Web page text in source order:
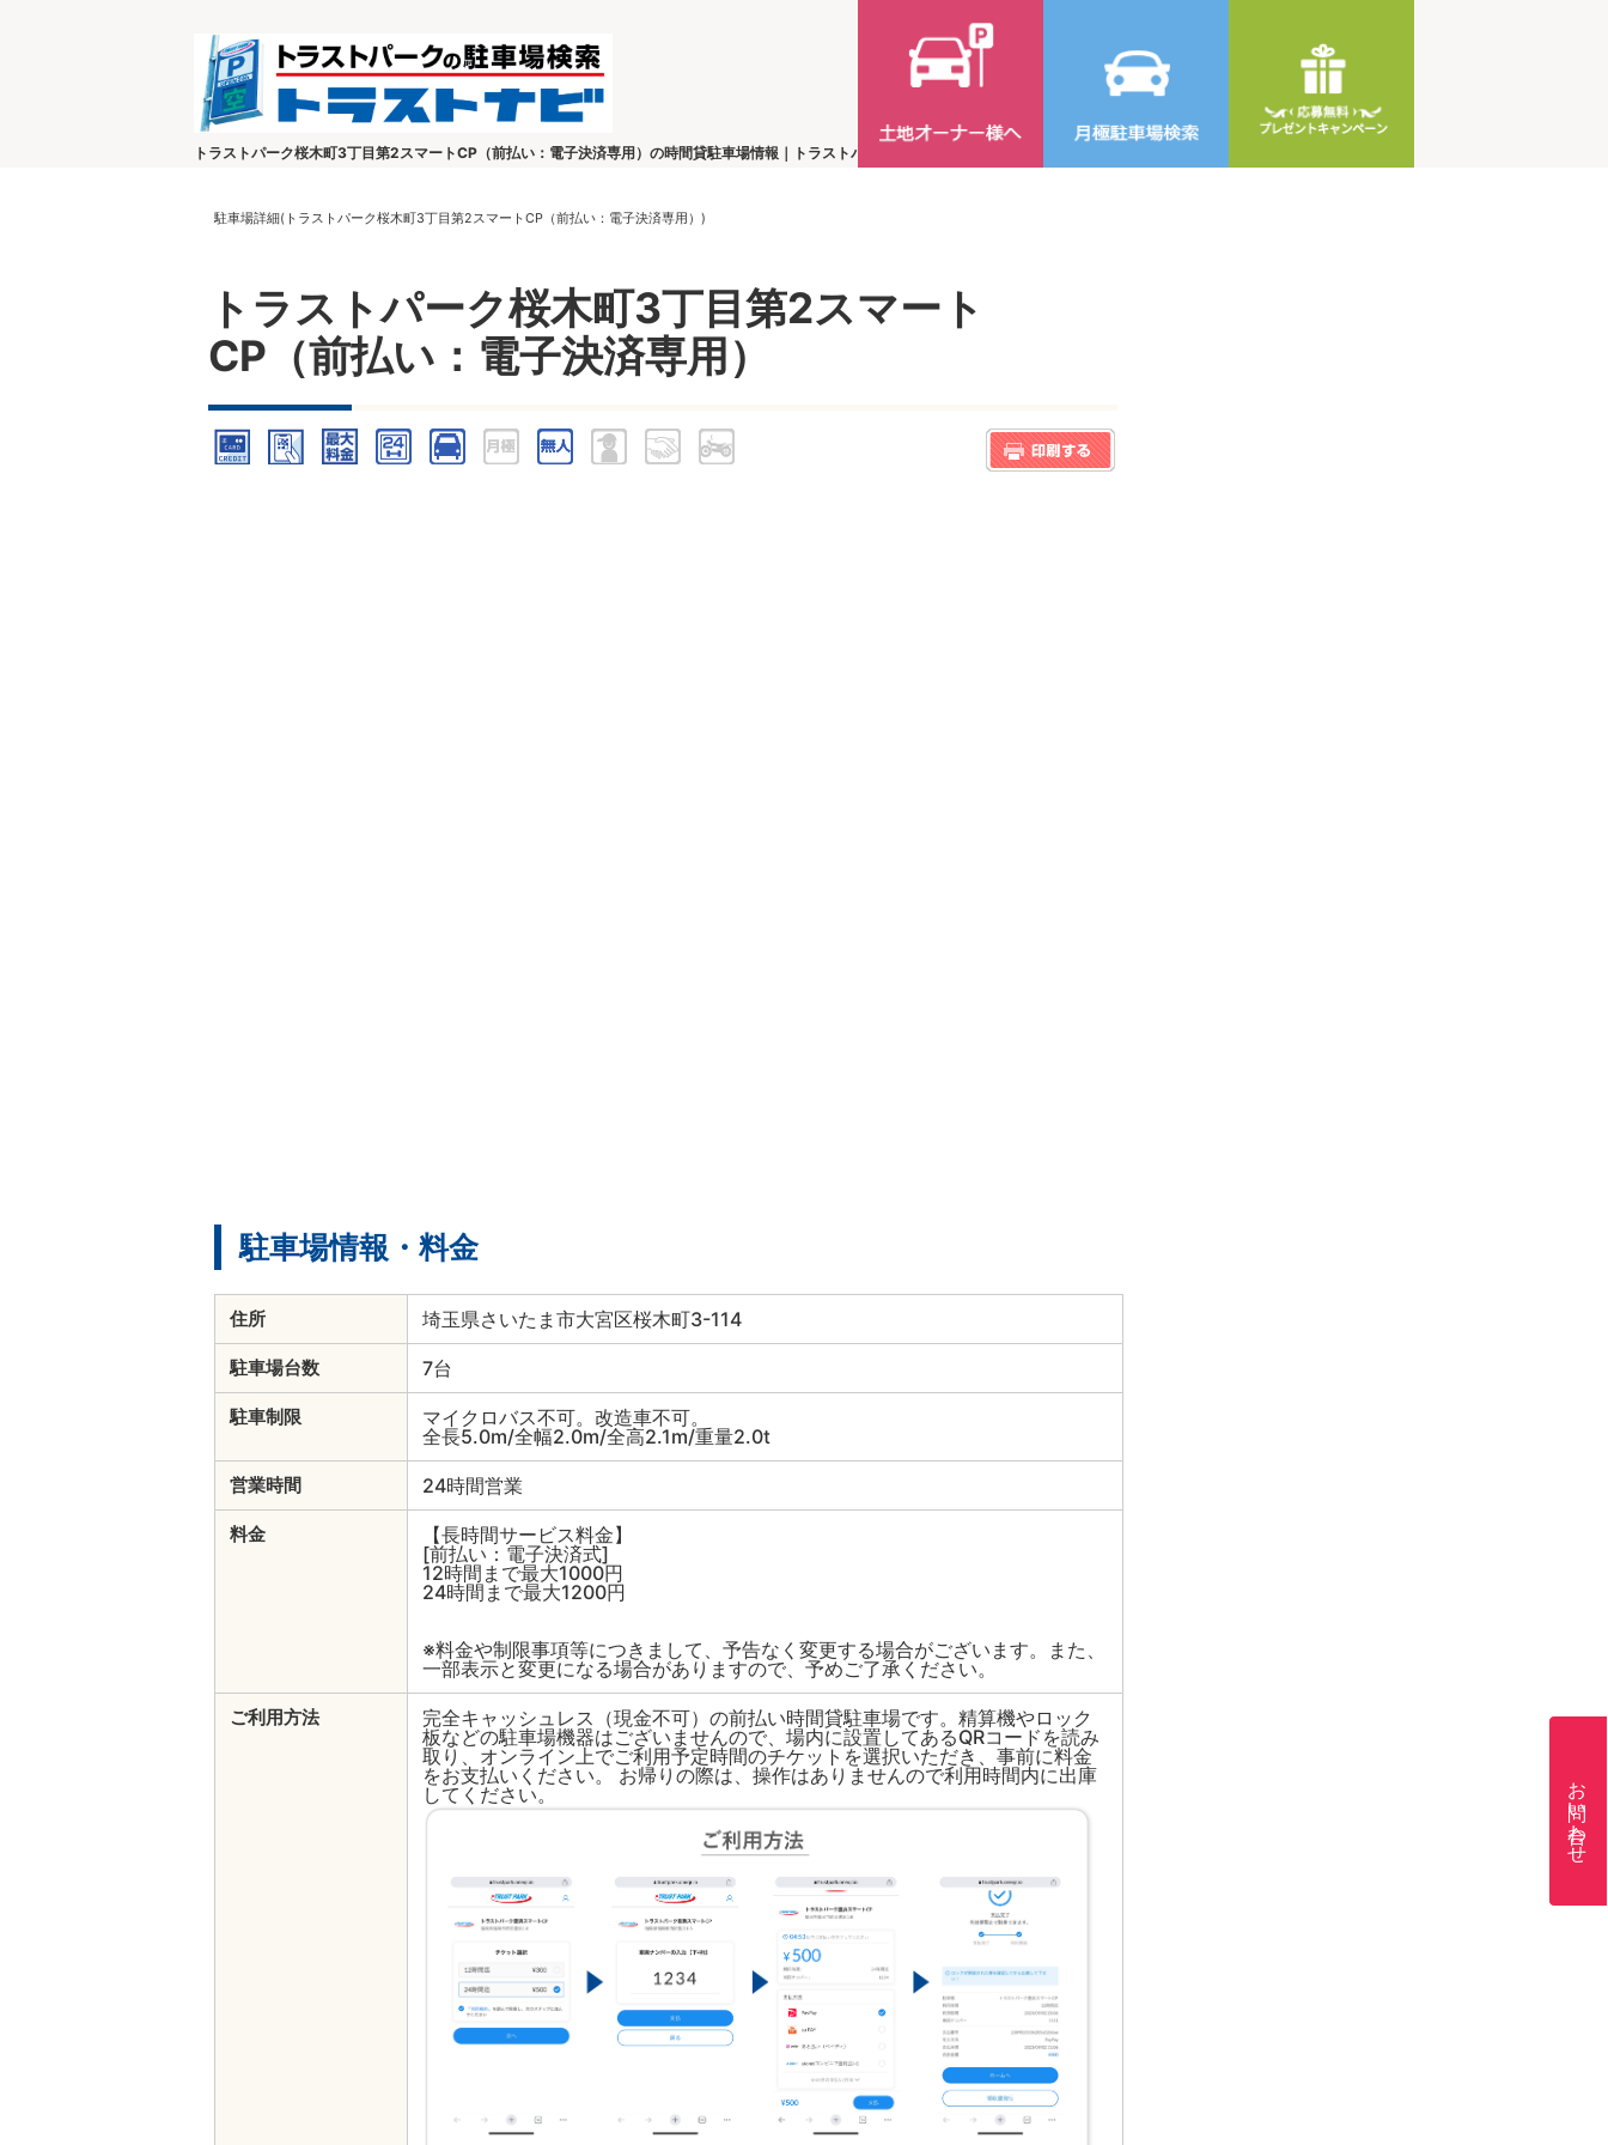
トラストパーク桜木町3丁目第2スマートCP（前払い：電子決済専用）の時間貸駐車場情報｜トラストパークの時間貸駐車場検索
お問い合わせ
駐車場詳細(トラストパーク桜木町3丁目第2スマートCP（前払い：電子決済専用）)
トラストパーク桜木町3丁目第2スマート
CP（前払い：電子決済専用）
駐車場情報・料金
住所 埼玉県さいたま市大宮区桜木町3-114
駐車場台数 7台
駐車制限
マイクロバス不可。改造車不可。
全長5.0m/全幅2.0m/全高2.1m/重量2.0t
営業時間 24時間営業
料金
【長時間サービス料金】
[前払い：電子決済式]
12時間まで最大1000円
24時間まで最大1200円
※料金や制限事項等につきまして、予告なく変更する場合がございます。また、
一部表示と変更になる場合がありますので、予めご了承ください。
ご利用方法
完全キャッシュレス（現金不可）の前払い時間貸駐車場です。精算機やロック
板などの駐車場機器はございませんので、場内に設置してあるQRコードを読み
取り、オンライン上でご利用予定時間のチケットを選択いただき、事前に料金
をお支払いください。 お帰りの際は、操作はありませんので利用時間内に出庫
してください。